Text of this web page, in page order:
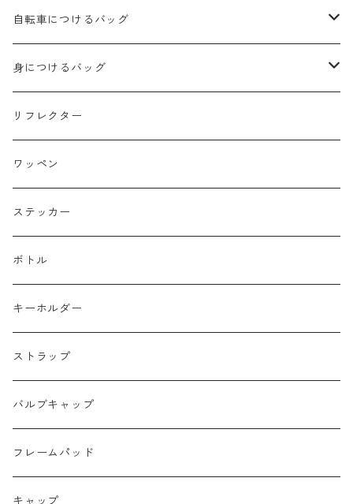
aldr works
B3
Baby Legs Bags
Bike Friday
BOGEWORKS
Burrito House Original
CAMELCHOPS
Dripper cycle
Ellum Bag Works
Farewell
Farther Bag Co
自転車につけるバッグ
WALD 用バッグ
ハンドルバーバッグ
トップチューブバッグ
フォークバッグ
ステムバッグ
フレームバッグ
ドリンクバッグ
リアトップチューブバッグ
サドルバッグ
身につけるバッグ
ヒップバッグ
トートバッグ
サコッシュ
ポーチ・財布
バックパック
リフレクター
ワッペン
ステッカー
ボトル
キーホルダー
ストラップ
バルブキャップ
フレームパッド
キャップ